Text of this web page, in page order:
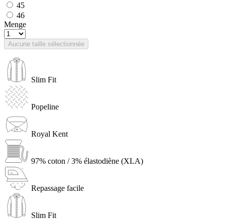
45
46
Menge
Aucune taille sélectionnée
Slim Fit
Popeline
Royal Kent
97% coton / 3% élastodiène (XLA)
Repassage facile
Slim Fit